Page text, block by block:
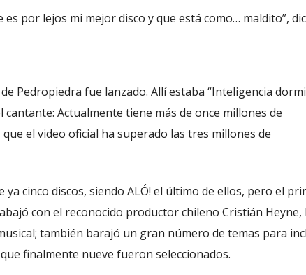
por lejos mi mejor disco y que está como… maldito”,
Pedropiedra fue lanzado. Allí estaba “Inteligencia
cantante: Actualmente tiene más de once millones de
el video oficial ha superado las tres millones de
ya cinco discos, siendo ALÓ! el último de ellos, pero el
con el reconocido productor chileno Cristián Heyne,
también barajó un gran número de temas para
finalmente nueve fueron seleccionados.